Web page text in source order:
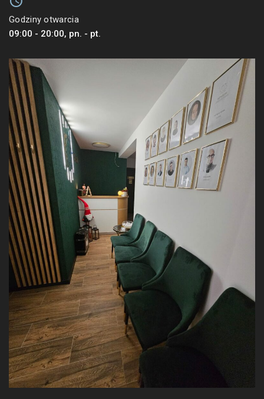
Godziny otwarcia
09:00 - 20:00, pn. - pt.